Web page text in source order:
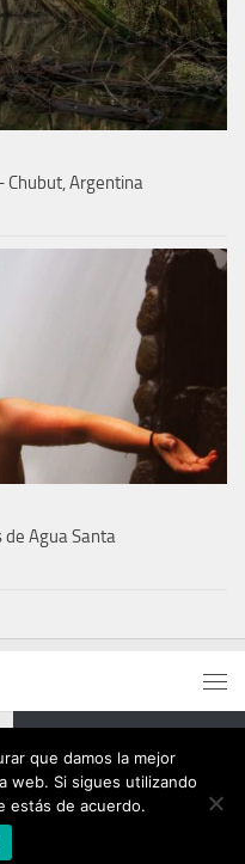
Chubut, Argentina
de Agua Santa
que damos la mejor
web. Si sigues utilizando
estás de acuerdo.